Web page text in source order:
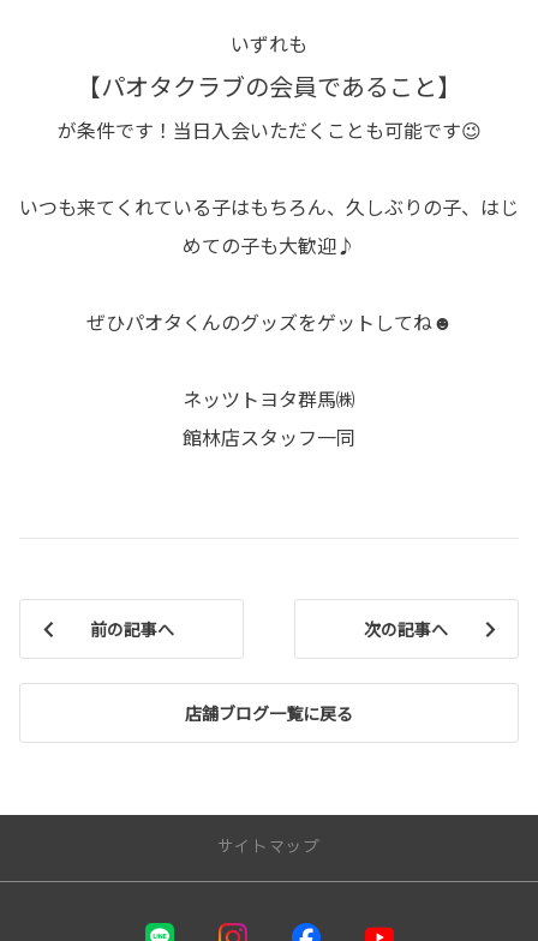
いずれも
【パオタクラブの会員であること】
が条件です！当日入会いただくことも可能です😉
いつも来てくれている子はもちろん、久しぶりの子、はじ
めての子も大歓迎♪
ぜひパオタくんのグッズをゲットしてね☻
ネッツトヨタ群馬㈱
館林店スタッフ一同
前の記事へ
店舗ブログ一覧に戻る
次の記事へ
サイトマップ